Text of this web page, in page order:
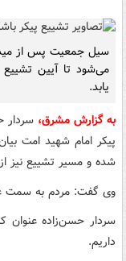
سیل جمعیت پس از
می‌شود تا آیین
یابد.
به گزارش مشرق، سردار
پیکر امام شهید امت
شده و مسیر تشییع نیز
وی گفت: مردم به سمت
داریم.